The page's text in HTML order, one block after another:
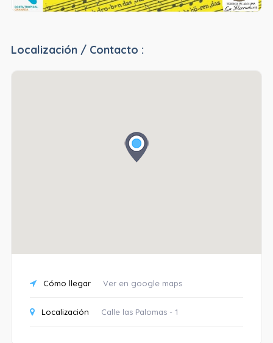
Localización / Contacto :
Cómo llegar Ver en google maps
Localización Calle las Palomas - 1